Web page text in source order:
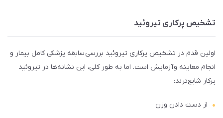
تشخیص پرکاری تیروئید
اولین قدم در تشخیص پرکاری تیروئید بررسی سابقه پزشکی کامل بیمار و
انجام معاینه و آزمایش است. اما به طور کلی، این نشانه‌ها در تیروئید
پرکار شایع‌ترند:
از دست دادن وزن